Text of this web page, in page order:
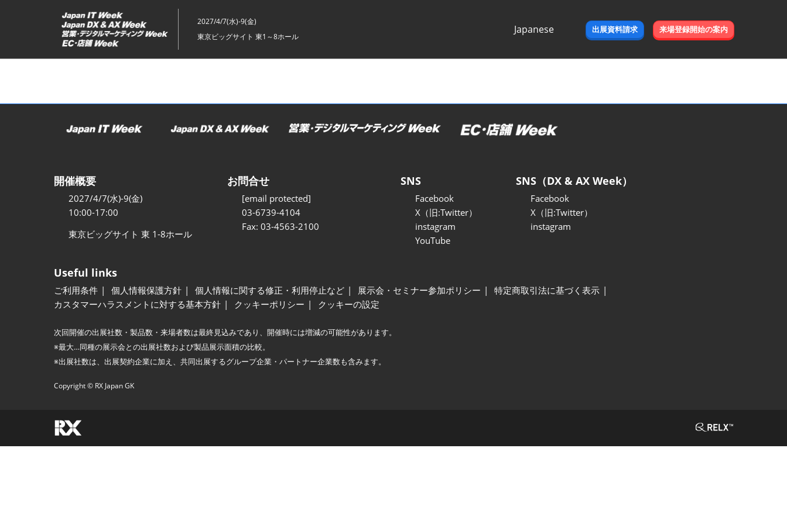
ッ
2027/4/7(水)-9(金)
東京ビッグサイト 東1～8ホール
Japanese
出展資料請求 来場登録開始の案内
開催概要
2027/4/7(水)-9(金)
10:00-17:00
東京ビッグサイト 東 1-8ホール
お問合せ
[email protected]
03-6739-4104
Fax: 03-4563-2100
SNS
Facebook
X（旧:Twitter）
instagram
YouTube
SNS（DX & AX Week）
Facebook
X（旧:Twitter）
instagram
Useful links
ご利用条件 個人情報保護方針 個人情報に関する修正・利用停止など 展示会・セミナー参加ポリシー
特定商取引法に基づく表示
カスタマーハラスメントに対する基本方針
クッキーポリシー クッキーの設定
次回開催の出展社数・製品数・来場者数は最終見込みであり、開催時には増減の可能性があります。
※最大…同種の展示会との出展社数および製品展示面積の比較。
※出展社数は、出展契約企業に加え、共同出展するグループ企業・パートナー企業数も含みます。
Copyright © RX Japan GK